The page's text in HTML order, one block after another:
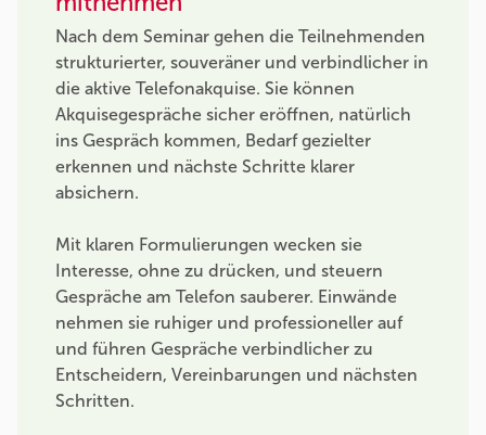
Nach dem Seminar gehen die Teilnehmenden
strukturierter, souveräner und verbindlicher in
die aktive Telefonakquise. Sie können
Akquisegespräche sicher eröffnen, natürlich
ins Gespräch kommen, Bedarf gezielter
erkennen und nächste Schritte klarer
absichern.
Mit klaren Formulierungen wecken sie
Interesse, ohne zu drücken, und steuern
Gespräche am Telefon sauberer. Einwände
nehmen sie ruhiger und professioneller auf
und führen Gespräche verbindlicher zu
Entscheidern, Vereinbarungen und nächsten
Schritten.